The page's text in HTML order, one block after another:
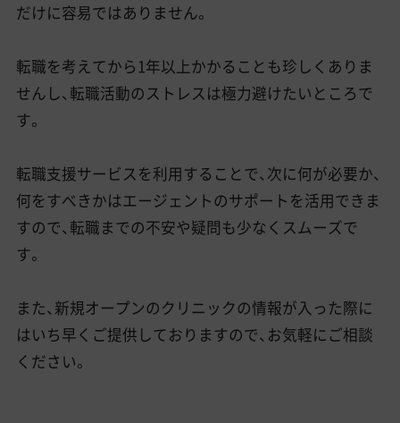
だけに容易ではありません。
転職を考えてから1年以上かかることも珍しくありま
せんし、転職活動のストレスは極力避けたいところで
す。
転職支援サービスを利用することで、次に何が必要か、
何をすべきかはエージェントのサポートを活用できま
すので、転職までの不安や疑問も少なくスムーズで
す。
また、新規オープンのクリニックの情報が入った際に
はいち早くご提供しておりますので、お気軽にご相談
ください。